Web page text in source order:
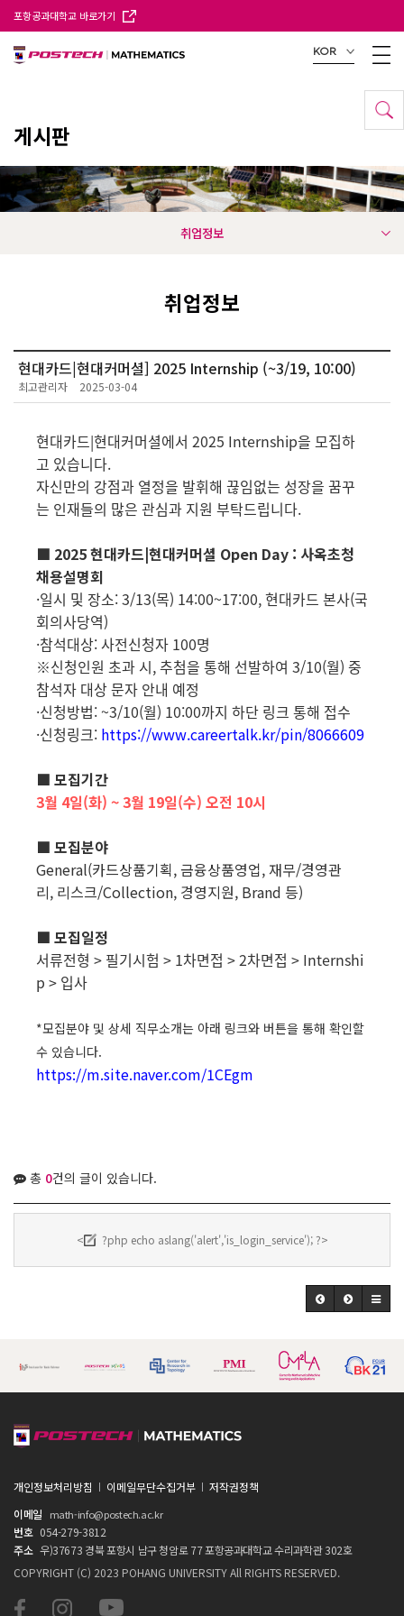
포항공과대학교 바로가기
KOR
게시판
취업정보
취업정보
현대카드|현대커머셜] 2025 Internship (~3/19, 10:00)
최고관리자 2025-03-04
현대카드|현대커머셜에서 2025 Internship을 모집하
고 있습니다.
자신만의 강점과 열정을 발휘해 끊임없는 성장을 꿈꾸
는 인재들의 많은 관심과 지원 부탁드립니다.
■ 2025 현대카드|현대커머셜 Open Day : 사옥초청
채용설명회
·일시 및 장소: 3/13(목) 14:00~17:00, 현대카드 본사(국
회의사당역)
·참석대상: 사전신청자 100명
※신청인원 초과 시, 추첨을 통해 선발하여 3/10(월) 중
참석자 대상 문자 안내 예정
·신청방법: ~3/10(월) 10:00까지 하단 링크 통해 접수
·신청링크: https://www.careertalk.kr/pin/8066609
■ 모집기간
3월 4일(화) ~ 3월 19일(수) 오전 10시
■ 모집분야
General(카드상품기획, 금융상품영업, 재무/경영관
리, 리스크/Collection, 경영지원, Brand 등)
■ 모집일정
서류전형 > 필기시험 > 1차면접 > 2차면접 > Internshi
p > 입사
*모집분야 및 상세 직무소개는 아래 링크와 버튼을 통해 확인할
수 있습니다.
https://m.site.naver.com/1CEgm
총 0건의 글이 있습니다.
< ?php echo aslang('alert','is_login_service'); ?>
개인정보처리방침 이메일무단수집거부
저작권정책
이메일
math-info@postech.ac.kr
번호 054-279-3812
주소 우)37673 경북 포항시 남구 청암로 77 포항공과대학교 수리과학관 302호
COPYRIGHT (C) 2023 POHANG UNIVERSITY All RIGHTS RESERVED.